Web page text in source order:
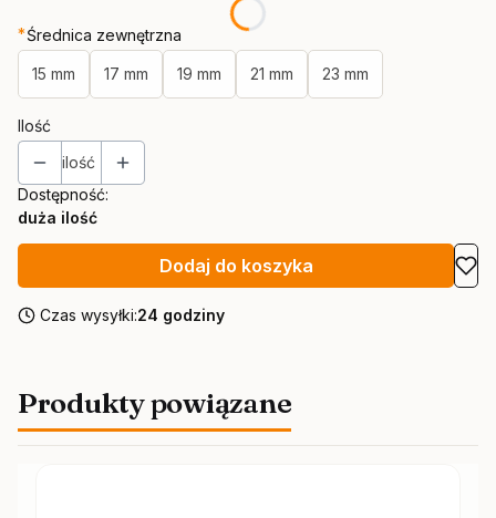
*Średnica zewnętrzna
15 mm 17 mm 19 mm 21 mm 23 mm
Ilość
ilość
Dostępność:
duża ilość
Dodaj do koszyka
Czas wysyłki:24 godziny
Produkty powiązane